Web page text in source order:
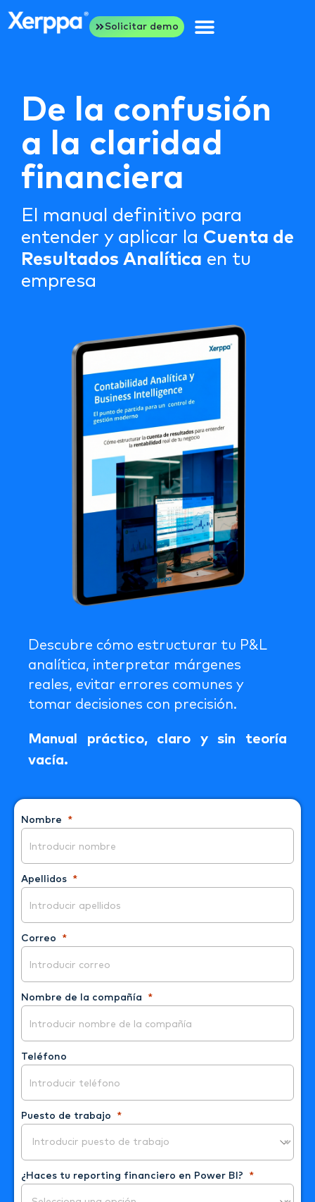
Solicitar demo
De la confusión
a la claridad
financiera
El manual definitivo para
entender y aplicar la Cuenta de
Resultados Analítica en tu
empresa
Descubre cómo estructurar tu P&L
analítica, interpretar márgenes
reales, evitar errores comunes y
tomar decisiones con precisión.
Manual práctico, claro y sin teoría
vacía.
Nombre
Apellidos
Correo
Nombre de la compañía
Teléfono
Puesto de trabajo
¿Haces tu reporting financiero en Power BI?